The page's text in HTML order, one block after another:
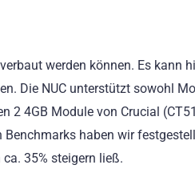
werden können. Es kann
Die NUC unterstützt sowohl
2 4GB Module von Crucial
haben wir
35% steigern ließ.